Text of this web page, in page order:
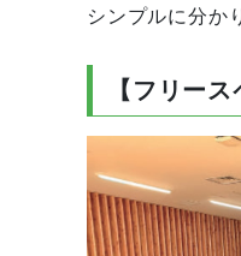
シンプルに分か
【フリー